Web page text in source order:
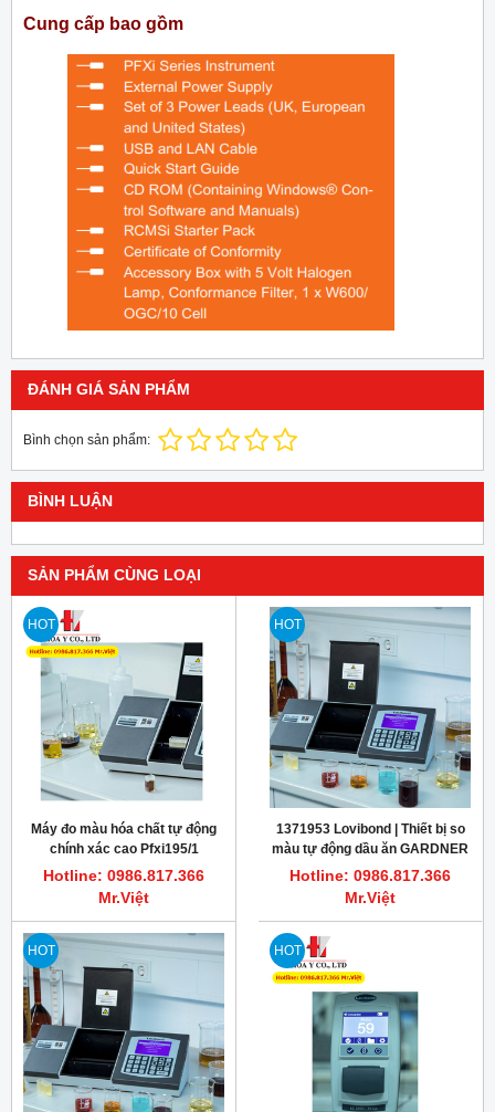
Cung cấp bao gồm
ĐÁNH GIÁ SẢN PHẨM
Bình chọn sản phẩm:
BÌNH LUẬN
SẢN PHẨM CÙNG LOẠI
HOT
Máy đo màu hóa chất tự động
chính xác cao Pfxi195/1
LOVIBOND
Hotline: 0986.817.366
Mr.Việt
HOT
1371953 Lovibond | Thiết bị so
màu tự động dầu ăn GARDNER
PFXi-195/3
Hotline: 0986.817.366
Mr.Việt
HOT HOT